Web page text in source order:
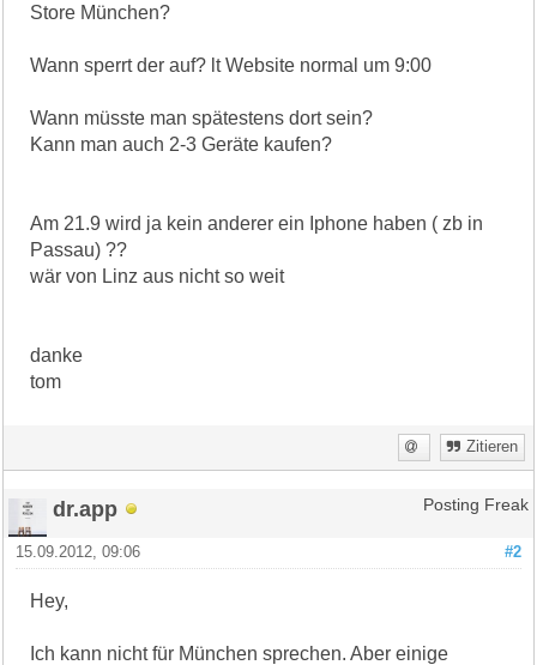
Store München?
Wann sperrt der auf? lt Website normal um 9:00
Wann müsste man spätestens dort sein?
Kann man auch 2-3 Geräte kaufen?
Am 21.9 wird ja kein anderer ein Iphone haben ( zb in
Passau) ??
wär von Linz aus nicht so weit
danke
tom
Zitieren
dr.app Posting Freak
#2
15.09.2012, 09:06
Hey,
Ich kann nicht für München sprechen. Aber einige